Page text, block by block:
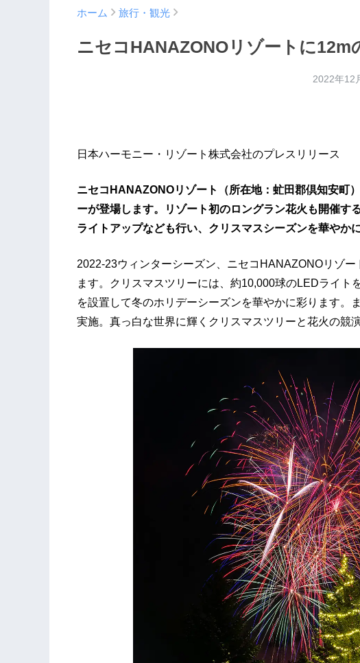
ホーム 旅行・観光
ニセコHANAZONOリゾートに12m
2022年12
日本ハーモニー・リゾート株式会社のプレスリリース
ニセコHANAZONOリゾート（所在地：虻田郡倶知安町
ーが登場します。リゾート初のロングラン花火も開催す
ライトアップなども行い、クリスマスシーズンを華やか
2022-23ウィンターシーズン、ニセコHANAZONOリゾ
ます。クリスマスツリーには、約10,000球のLEDライト
を設置して冬のホリデーシーズンを華やかに彩ります。
実施。真っ白な世界に輝くクリスマスツリーと花火の競